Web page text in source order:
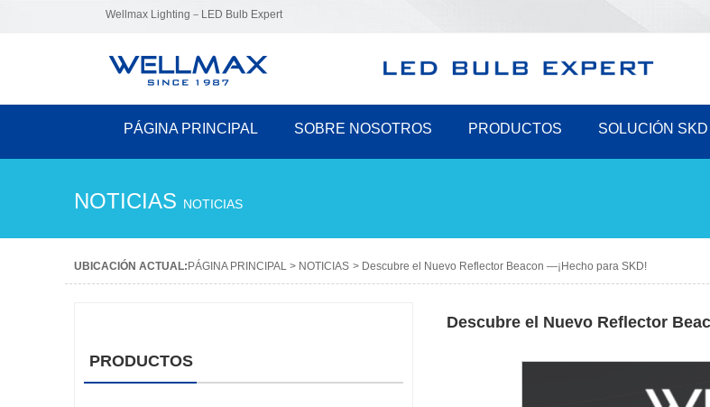
Wellmax Lighting－LED Bulb Expert
PÁGINA PRINCIPAL SOBRE NOSOTROS PRODUCTOS SOLUCIÓN SKD
NOTICIAS NOTICIAS
UBICACIÓN ACTUAL: PÁGINA PRINCIPAL > NOTICIAS > Descubre el Nuevo Reflector Beacon —¡Hecho para SKD!
PRODUCTOS
Descubre el Nuevo Reflector